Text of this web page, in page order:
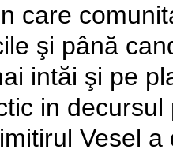
care
şi până
intăi şi pe
in
Vesel